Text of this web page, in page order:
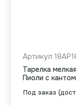
Под заказ
Артикул
Тарелка
Пиоли с кантом